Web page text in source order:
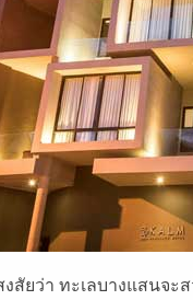
สัยว่า ทะเลบางแสนจะ